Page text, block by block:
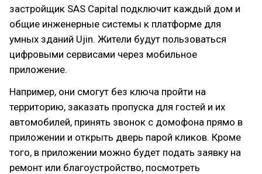
застройщик SAS Capital подключит каждый дом и
общие инженерные системы к платформе для
умных зданий Ujin. Жители будут пользоваться
цифровыми сервисами через мобильное
приложение.
Например, они смогут без ключа пройти на
территорию, заказать пропуска для гостей и их
автомобилей, принять звонок с домофона прямо в
приложении и открыть дверь парой кликов. Кроме
того, в приложении можно будет подать заявку на
ремонт или благоустройство, посмотреть